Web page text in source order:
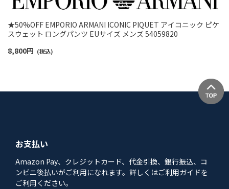
★50%OFF EMPORIO ARMANI ICONIC PIQUET アイコニック ピケ
スウェット ロングパンツ EUサイズ メンズ 54059820
8,800円 (税込)
お支払い
Amazon Pay、クレジットカード、代金引換、銀行振込、コ
ンビニ後払いがご利用になれます。詳しくはご利用ガイドを
ご利用ください。